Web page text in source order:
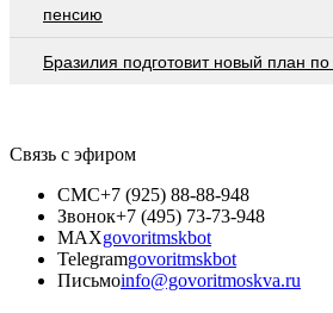
пенсию
Бразилия подготовит новый план
Связь с эфиром
СМС+7 (925) 88-88-948
Звонок+7 (495) 73-73-948
MAXgovoritmskbot
Telegramgovoritmskbot
Письмоinfo@govoritmoskva.ru